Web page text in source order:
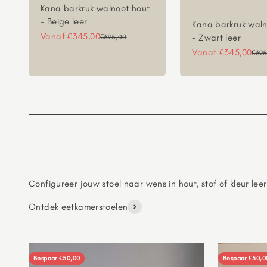
Kana barkruk walnoot hout
- Beige leer
Aanbiedingsprijs
Vanaf €345,00Normale prijs
€395,00
Kana barkruk
- Zwart leer
Aanbiedingsprijs
Vanaf €345,00
Ontdek eetkamerstoelen
Bespaar €50,00 Bespaar